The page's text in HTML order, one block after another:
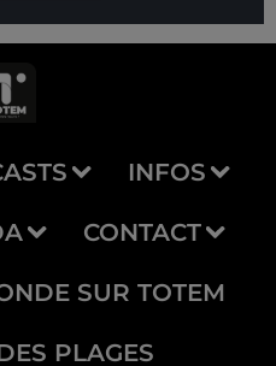
INFOS
CONTACT
SUR TOTEM
PLAGES